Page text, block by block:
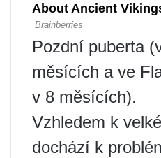
Pozdní puberta
měsících a ve
v 8 měsících).
Vzhledem k
dochází k